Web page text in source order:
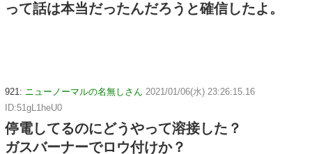
って話は本当だったんだろうと確信したよ。
921: ニューノーマルの名無しさん 2021/01/06(水) 23:26:15.16
ID:51gL1heU0
停電してるのにどうやって溶接した？
ガスバーナーでロウ付けか？